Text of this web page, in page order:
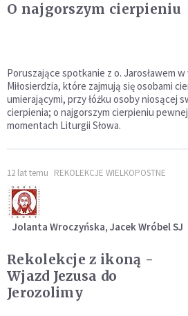
O najgorszym cierpieniu
Poruszające spotkanie z o. Jarosławem
Miłosierdzia, które zajmują się osobami
umierającymi, przy łóżku osoby niosącej
cierpienia; o najgorszym cierpieniu
momentach Liturgii Słowa.
12 lat temu REKOLEKCJE WIELKOPOSTNE
Jolanta Wroczyńska, Jacek Wróbel SJ
Rekolekcje z ikoną -
Wjazd Jezusa do
Jerozolimy